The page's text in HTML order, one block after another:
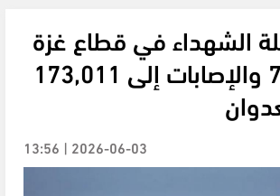
الشهداء في قطاع غزة
إلى 72,945 والإصابات إلى 173,011
2026-06-03 | 13:56